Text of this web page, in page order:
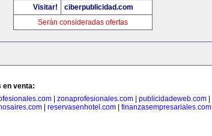
Visitar!
ciberpublicidad.com
Serán consideradas ofertas
en venta:
zonaprofesionales.com publicidadeweb.com
| reservasenhotel.com| finanzasempresariales.com|